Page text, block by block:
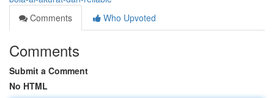
Comments
Who Upvoted
Comments
Submit a Comment
No HTML